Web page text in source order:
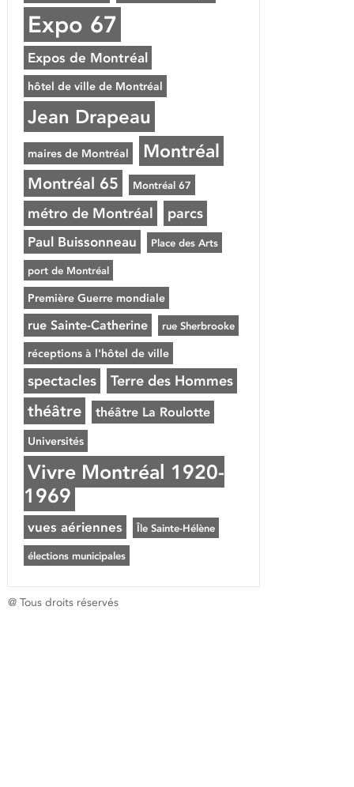
Expo 67
Expos de Montréal
hôtel de ville de Montréal
Jean Drapeau
maires de Montréal Montréal
Montréal 65 Montréal 67
métro de Montréal parcs
Paul Buissonneau Place des Arts
port de Montréal
Première Guerre mondiale
rue Sainte-Catherine rue Sherbrooke
réceptions à l'hôtel de ville
spectacles Terre des Hommes
théâtre théâtre La Roulotte
Universités
Vivre Montréal 1920-
1969
vues aériennes Île Sainte-Hélène
élections municipales
@ Tous droits réservés